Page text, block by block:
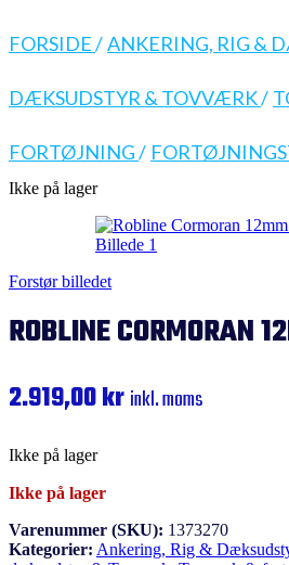
FORSIDE/ANKERING, RIG &
DÆKSUDSTYR & TOVVÆRK/
FORTØJNING/
Ikke på lager
Forstør billedet
ROBLINE CORMORAN
2.919,00kr inkl. moms
Ikke på lager
Ikke på lager
Varenummer (SKU): 1373270
Kategorier: Ankering, Rig &